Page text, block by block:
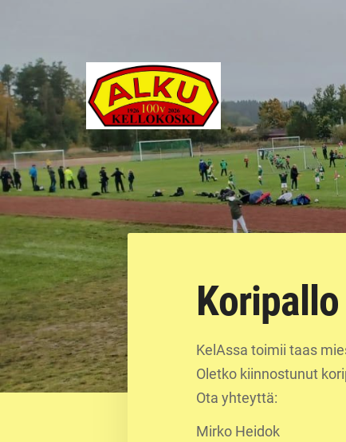
sisältöön
Kellokosken Alku ry
Koripallo
KelAssa toimii taas
Oletko kiinnostunut
Ota yhteyttä:
Mirko Heidok